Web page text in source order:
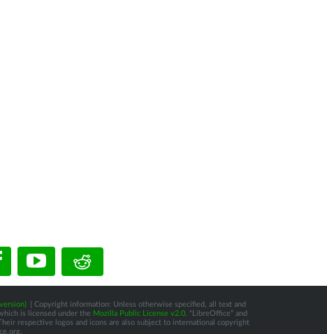
| Copyright information: Unless otherwise specified, all text and
is licensed under the Mozilla Public License v2.0. “LibreOffice” and
respective logos and icons are also subject to international copyright